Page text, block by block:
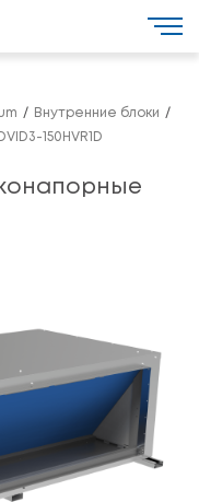
Внутренние блоки
150HVR1D